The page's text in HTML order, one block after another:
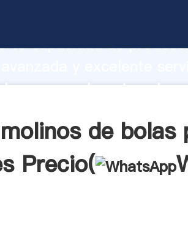
capacidad de
para moler minerales
de bolas
Precio(